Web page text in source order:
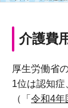
介護費
厚生労働省
1位は認知
（「 令和4年